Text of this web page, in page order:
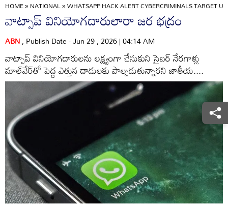
HOME»NATIONAL»WHATSAPP HACK ALERT CYBERCRIMINALS TARGET
వాట్సాప్‌ వినియోగదారులారా జర భద్రం
ABN, Publish Date - Jun 29 , 2026 | 04:14 AM
వాట్సాప్‌ వినియోగదారులను లక్ష్యంగా చేసుకుని సైబర్‌ నేరగాళ్లు
మాల్‌వేర్‌తో పెద్ద ఎత్తున దాడులకు పాల్పడుతున్నారని జాతీయ....